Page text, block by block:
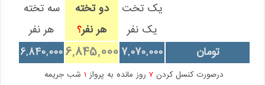
یک تخت
یک نفر
دو تخته
هر نفر؟
سه تخته
هر نفر
تومان
7,070,000
6,845,000
6,840,000
درصورت کنسل کردن 7 روز مانده به پرواز شب جریمه